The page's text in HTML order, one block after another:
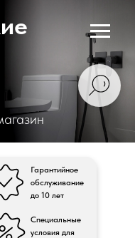
Гарантийное
обслуживание
до 10 лет
Специальные
условия для